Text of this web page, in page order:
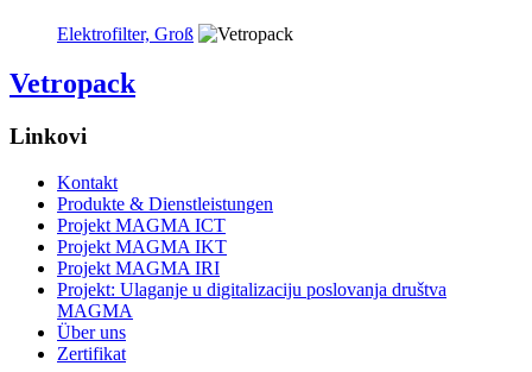
Elektrofilter, Groß
Vetropack
Linkovi
Kontakt
Produkte & Dienstleistungen
Projekt MAGMA ICT
Projekt MAGMA IKT
Projekt MAGMA IRI
Projekt: Ulaganje u digitalizaciju poslovanja društva
MAGMA
Über uns
Zertifikat